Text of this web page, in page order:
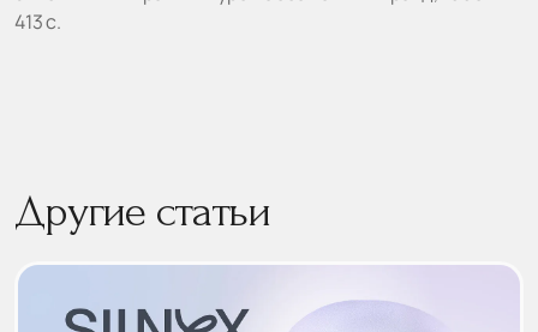
413 с.
Другие статьи